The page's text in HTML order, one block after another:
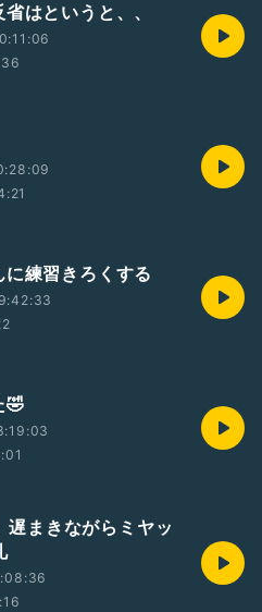
はというと、、
練習きろくする
🤣
遅まきながらミヤッ